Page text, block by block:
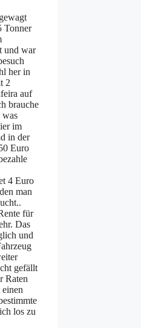
Tonner
und war
her in
2
auf
brauche
was
im
in der
Euro
4 Euro
man
für
Das
und
gefällt
Raten
los zu